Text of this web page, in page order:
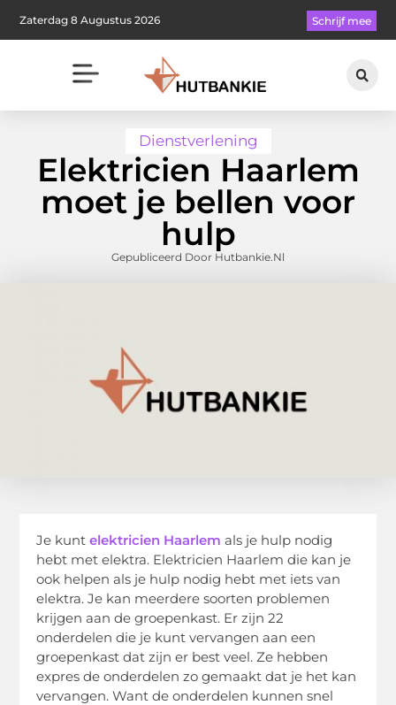
Zaterdag 8 Augustus 2026 Schrijf mee
Dienstverlening
Elektricien Haarlem
moet je bellen voor
hulp
Gepubliceerd Door Hutbankie.nl
Je kuntelektricien Haarlem als je hulp nodig
hebt met elektra. Elektricien Haarlem die kan je
ook helpen als je hulp nodig hebt met iets van
elektra. Je kan meerdere soorten problemen
krijgen aan de groepenkast. Er zijn 22
onderdelen die je kunt vervangen aan een
groepenkast dat zijn er best veel. Ze hebben
expres de onderdelen zo gemaakt dat je het kan
vervangen. Want de onderdelen kunnen snel